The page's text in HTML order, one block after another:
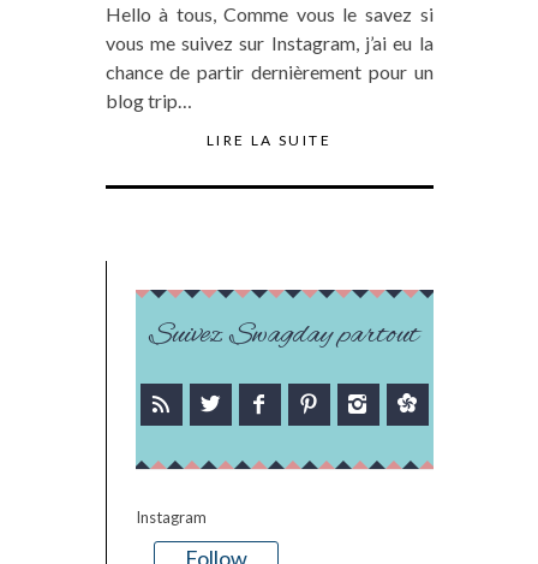
Hello à tous, Comme vous le savez si
vous me suivez sur Instagram, j’ai eu la
chance de partir dernièrement pour un
blog trip…
LIRE LA SUITE
Suivez Swagday partout
Instagram
Follow